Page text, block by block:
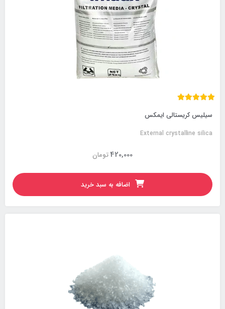
سیلیس کریستالی ایمکس
External crystalline silica
تومان420,000
اضافه به سبد خرید